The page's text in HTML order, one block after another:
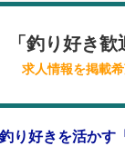
「釣り好き
求人情報を掲載
釣り好きを活かす